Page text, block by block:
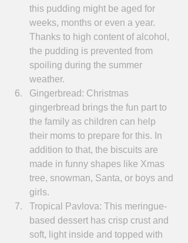
this pudding might be aged for
weeks, months or even a year.
Thanks to high content of alcohol,
the pudding is prevented from
spoiling during the summer
weather.
Gingerbread: Christmas
gingerbread brings the fun part to
the family as children can help
their moms to prepare for this. In
addition to that, the biscuits are
made in funny shapes like Xmas
tree, snowman, Santa, or boys and
girls.
Tropical Pavlova: This meringue-
based dessert has crisp crust and
soft, light inside and topped with